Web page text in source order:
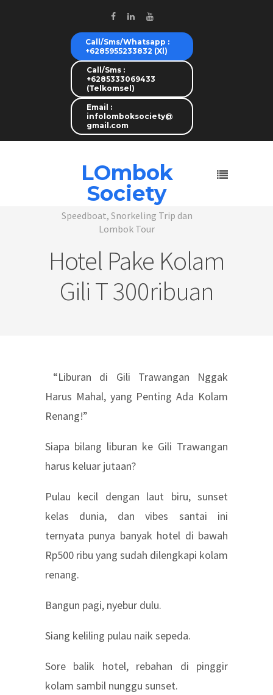
Call/Sms/Whatsapp :
+6285955233832 (Xl)
Call/Sms :
+6285333069433
(Telkomsel)
Email :
infolomboksociety@
gmail.com
LOmbok
Society
Speedboat, Snorkeling Trip dan
Lombok Tour
Hotel Pake Kolam
Gili T 300ribuan
“Liburan di Gili Trawangan Nggak
Harus Mahal, yang Penting Ada Kolam
Renang!”
Siapa bilang liburan ke Gili Trawangan
harus keluar jutaan?
Pulau kecil dengan laut biru, sunset
kelas dunia, dan vibes santai ini
ternyata punya banyak hotel di bawah
Rp500 ribu yang sudah dilengkapi kolam
renang.
Bangun pagi, nyebur dulu.
Siang keliling pulau naik sepeda.
Sore balik hotel, rebahan di pinggir
kolam sambil nunggu sunset.